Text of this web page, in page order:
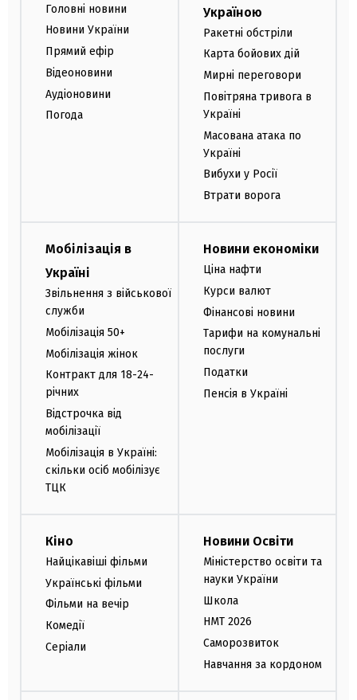
Головні новини
Новини України
Прямий ефір
Відеоновини
Аудіоновини
Погода
Україною
Ракетні обстріли
Карта бойових дій
Мирні переговори
Повітряна тривога в
Україні
Масована атака по
Україні
Вибухи у Росії
Втрати ворога
Мобілізація в
Україні
Звільнення з військової
служби
Мобілізація 50+
Мобілізація жінок
Контракт для 18-24-
річних
Відстрочка від
мобілізації
Мобілізація в Україні:
скільки осіб мобілізує
ТЦК
Новини економіки
Ціна нафти
Курси валют
Фінансові новини
Тарифи на комунальні
послуги
Податки
Пенсія в Україні
Кіно
Найцікавіші фільми
Українські фільми
Фільми на вечір
Комедії
Серіали
Новини Освіти
Міністерство освіти та
науки України
Школа
НМТ 2026
Саморозвиток
Навчання за кордоном